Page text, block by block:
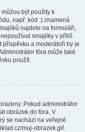
být použity k
např. kód :) znamená
najdete na formuláři,
smajlíky v příliš
příspěvku a moderátoři by je
fóra může také
použít.
Pokud administrátor
obrázek do fóra. V
se nachází na veřejně
muj-obrazek.gif.